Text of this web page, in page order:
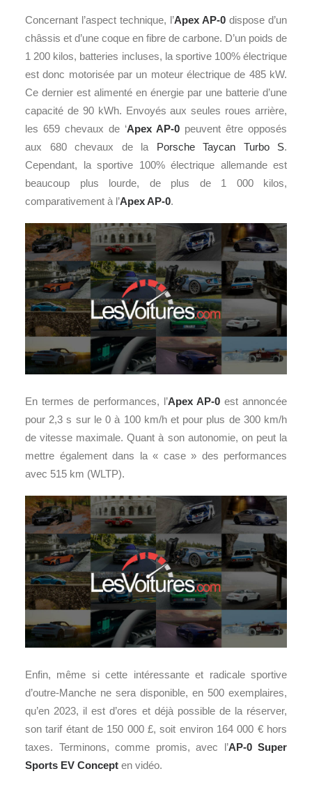
Concernant l’aspect technique, l’Apex AP-0 dispose d’un
châssis et d’une coque en fibre de carbone. D’un poids de
1 200 kilos, batteries incluses, la sportive 100% électrique
est donc motorisée par un moteur électrique de 485 kW.
Ce dernier est alimenté en énergie par une batterie d’une
capacité de 90 kWh. Envoyés aux seules roues arrière,
les 659 chevaux de ‘Apex AP-0 peuvent être opposés
aux 680 chevaux de la Porsche Taycan Turbo S.
Cependant, la sportive 100% électrique allemande est
beaucoup plus lourde, de plus de 1 000 kilos,
comparativement à l’Apex AP-0.
En termes de performances, l’Apex AP-0 est annoncée
pour 2,3 s sur le 0 à 100 km/h et pour plus de 300 km/h
de vitesse maximale. Quant à son autonomie, on peut la
mettre également dans la « case » des performances
avec 515 km (WLTP).
Enfin, même si cette intéressante et radicale sportive
d’outre-Manche ne sera disponible, en 500 exemplaires,
qu’en 2023, il est d’ores et déjà possible de la réserver,
son tarif étant de 150 000 £, soit environ 164 000 € hors
taxes. Terminons, comme promis, avec l’AP-0 Super
Sports EV Concept en vidéo.